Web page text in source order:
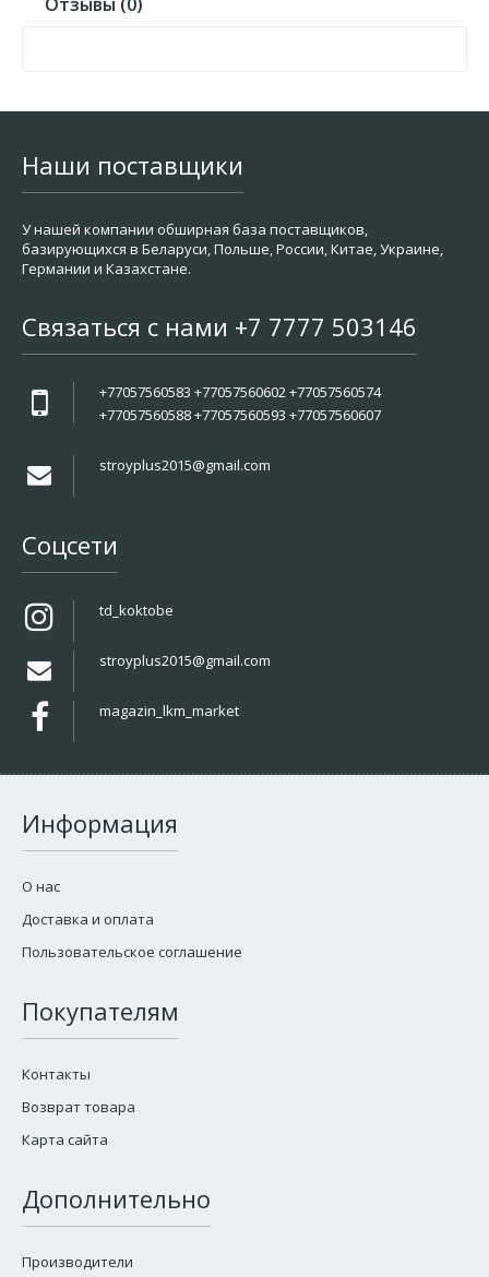
Наши поставщики
У нашей компании обширная база поставщиков,
базирующихся в Беларуси, Польше, России, Китае, Украине,
Германии и Казахстане.
Связаться с нами +7 7777 503146
+77057560583 +77057560602 +77057560574
+77057560588 +77057560593 +77057560607
stroyplus2015@gmail.com
Соцсети
td_koktobe
stroyplus2015@gmail.com
magazin_lkm_market
Информация
О нас
Доставка и оплата
Пользовательское соглашение
Покупателям
Контакты
Возврат товара
Карта сайта
Дополнительно
Производители